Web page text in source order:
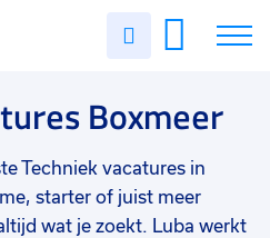
Uren
Boxmeer
Techniek vacatures in
starter of juist meer
wat je zoekt. Luba werkt